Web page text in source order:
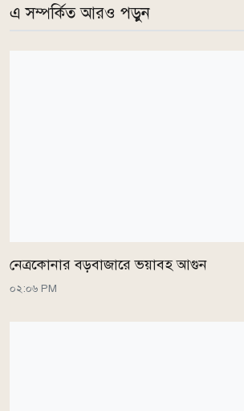
এ সম্পর্কিত আরও পড়ুন
নেত্রকোনার বড়বাজারে ভয়াবহ আগুন
০২:০৬ PM